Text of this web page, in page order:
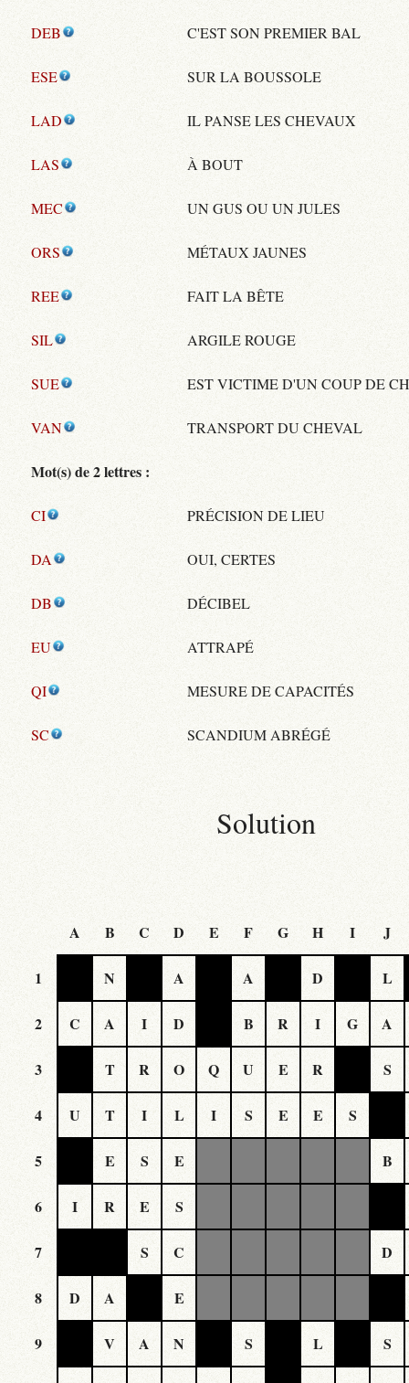
DEB C'EST SON PREMIER BAL
ESE SUR LA BOUSSOLE
LAD IL PANSE LES CHEVAUX
LAS À BOUT
MEC UN GUS OU UN JULES
ORS MÉTAUX JAUNES
REE FAIT LA BÊTE
SIL ARGILE ROUGE
SUE EST VICTIME D'UN COUP DE
VAN TRANSPORT DU CHEVAL
Mot(s) de 2 lettres :
CI PRÉCISION DE LIEU
DA OUI, CERTES
DB DÉCIBEL
EU ATTRAPÉ
QI MESURE DE CAPACITÉS
SC SCANDIUM ABRÉGÉ
Solution
A B C D E F G H I J
1 N A A D L
2 C A I D B R I G A
3 T R O Q U E R S
4 U T I L I S E E S
5 E S E B
6 I R E S
7 S C D
8 D A E
9 V A N S L S